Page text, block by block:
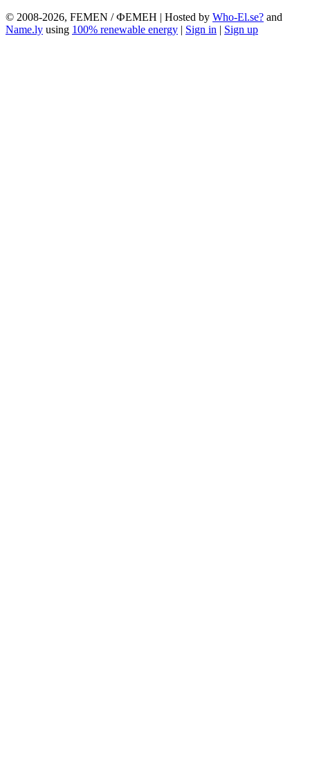
© 2008-2026, FEMEN / ФЕМЕН | Hosted by Who-El.se? and
Name.ly using 100% renewable energy | Sign in | Sign up